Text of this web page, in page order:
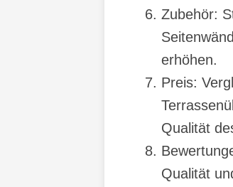
Zubehör:
erhöhen.
Preis:
Qualität
Qualität